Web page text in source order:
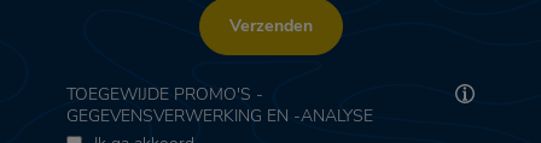
Verzenden
TOEGEWIJDE PROMO'S -
GEGEVENSVERWERKING EN -ANALYSE